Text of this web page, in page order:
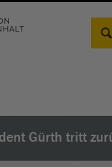
Gürth tritt